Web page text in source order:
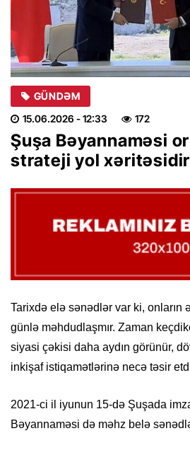
GÜNDƏM
15.06.2026 - 12:33 172
Şuşa Bəyannaməsi
strateji yol xəritəsidir
Tarixdə elə sənədlər var ki, onların
günlə məhdudlaşmır. Zaman
siyasi çəkisi daha aydın görünür,
inkişaf istiqamətlərinə necə təsir
2021-ci il iyunun 15-də Şuşada
Bəyannaməsi də məhz belə